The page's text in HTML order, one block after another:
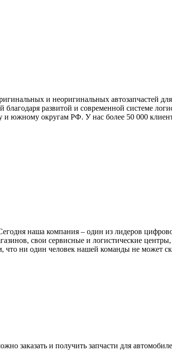
и неоригинальных
развитой и современной системе
и южному округам РФ. У нас более 50 000
наша компания – один из лидеров
свои сервисные и логистические
ни один человек нашей команды не может
заказать и получить запчасти для